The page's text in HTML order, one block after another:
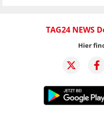
TAG24 NEWS
Hier